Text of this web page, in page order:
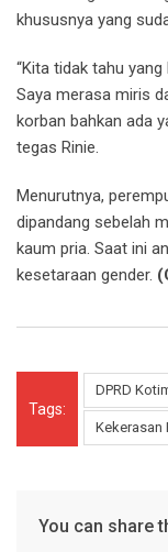
khususnya yang
“Kita tidak tahu
Saya merasa miris
korban bahkan ada
tegas Rinie.
Menurutnya,
dipandang sebelah
kaum pria. Saat ini
kesetaraan gender.
Tags:
DPRD
Kekerasan
You can share